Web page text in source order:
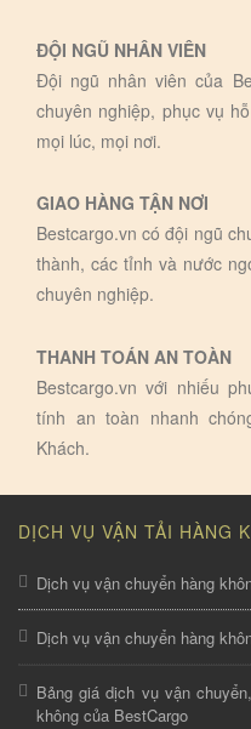
ĐỘI NGŨ NHÂN VIÊN
Đội ngũ nhân viên của
chuyên nghiệp, phục vụ
mọi lúc, mọi nơi.
GIAO HÀNG TẬN NƠI
Bestcargo.vn có đội ngũ
thành, các tỉnh và nước
chuyên nghiệp.
THANH TOÁN AN TOÀN
Bestcargo.vn với nhiếu
tính an toàn nhanh
Khách.
DỊCH VỤ VẬN TẢI HÀNG
Dịch vụ vận chuyển hàng
Dịch vụ vận chuyển hàng
Bảng giá dịch vụ vận
không của BestCargo